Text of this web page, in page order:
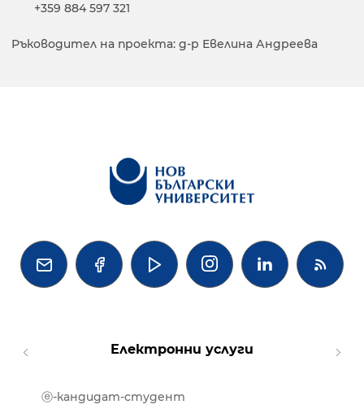
+359 884 597 321
Ръководител на проекта: д-р Евелина Андреева
   
Електронни услуги
ⓔ-кандидат-студент